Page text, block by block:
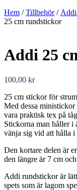
Hem /Tillbehör/
25 cm rundstickor
Addi 25
100,00 kr
25 cm stickor för
Med dessa
vara praktisk tex på
Stickorna man håller i
vänja sig vid att hålla i
Den kortare delen är
den längre är 7 cm
Addi rundstickor är
spets som är lagom